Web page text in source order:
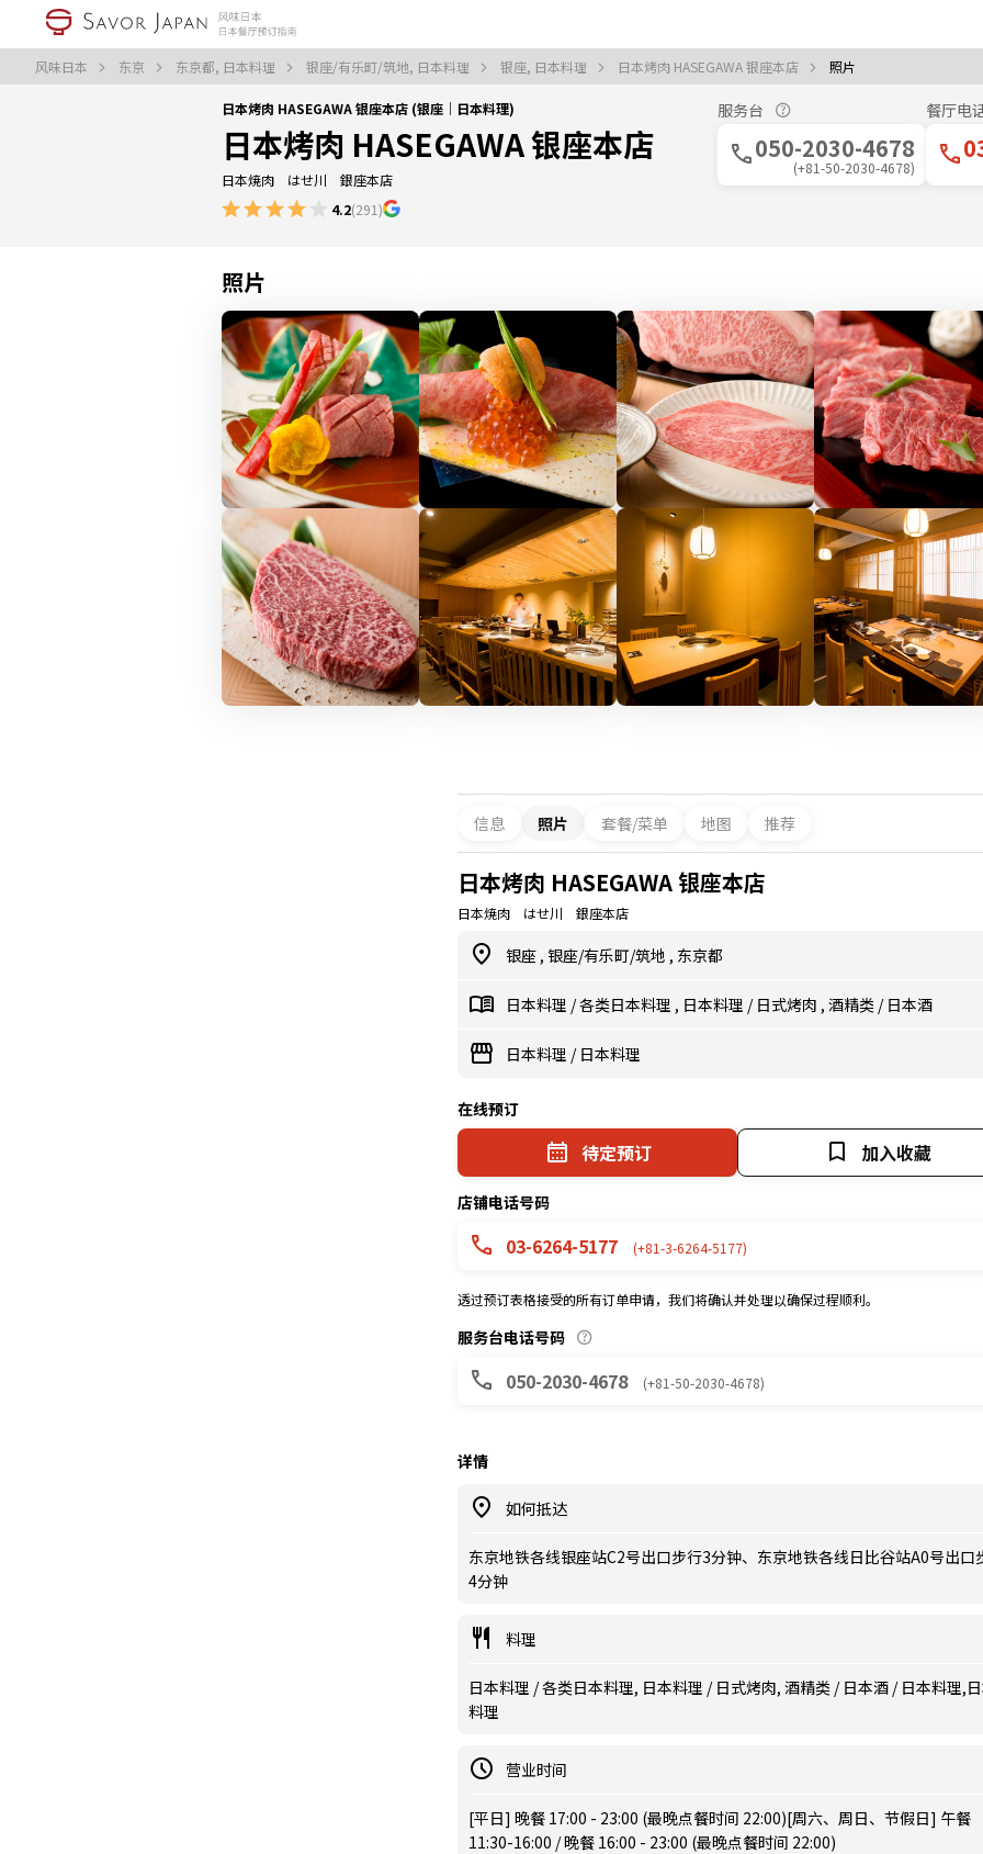
风味日本 东京 东京都, 日本料理 银座/有乐町/筑地, 日本料理 银座, 日本料理 日本烤肉 HASEGAWA 银座本店 照片
日本烤肉 HASEGAWA 银座本店 (银座｜日本料理)
日本烤肉 HASEGAWA 银座本店
日本焼肉 はせ川 銀座本店
4.2(291)
服务台
050-2030-4678
(+81-50-2030-4678)
餐厅电
照片
信息 照片 套餐/菜单 地图 推荐
日本烤肉 HASEGAWA 银座本店
日本焼肉 はせ川 銀座本店
银座 , 银座/有乐町/筑地 , 东京都
日本料理 /各类日本料理 , 日本料理 / 日式烤肉 , 酒精类 / 日本酒
日本料理 / 日本料理
在线预订
待定预订 加入收藏
店铺电话号码
03-6264-5177 (+81-3-6264-5177)
透过预订表格接受的所有订单申请，我们将确认并处理以确保过程顺利。
服务台电话号码
050-2030-4678 (+81-50-2030-4678)
详情
如何抵达
东京地铁各线银座站C2号出口步行3分钟、东京地铁各线日比谷站A0号出口
4分钟
料理
日本料理 / 各类日本料理, 日本料理 / 日式烤肉, 酒精类 / 日本酒 / 日本料理,
料理
营业时间
[平日] 晚餐 17:00 - 23:00 (最晚点餐时间 22:00)[周六、周日、节假日] 午餐
11:30-16:00 / 晚餐 16:00 - 23:00 (最晚点餐时间 22:00)